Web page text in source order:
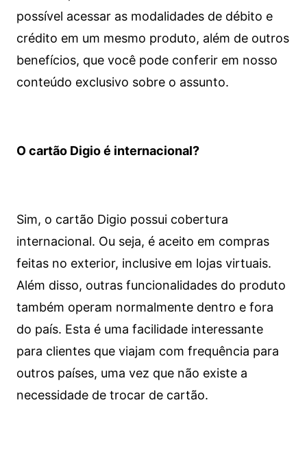
possível acessar as modalidades de débito e
crédito em um mesmo produto, além de outros
benefícios, que você pode conferir em nosso
conteúdo exclusivo sobre o assunto.
O cartão Digio é internacional?
Sim, o cartão Digio possui cobertura
internacional. Ou seja, é aceito em compras
feitas no exterior, inclusive em lojas virtuais.
Além disso, outras funcionalidades do produto
também operam normalmente dentro e fora
do país. Esta é uma facilidade interessante
para clientes que viajam com frequência para
outros países, uma vez que não existe a
necessidade de trocar de cartão.